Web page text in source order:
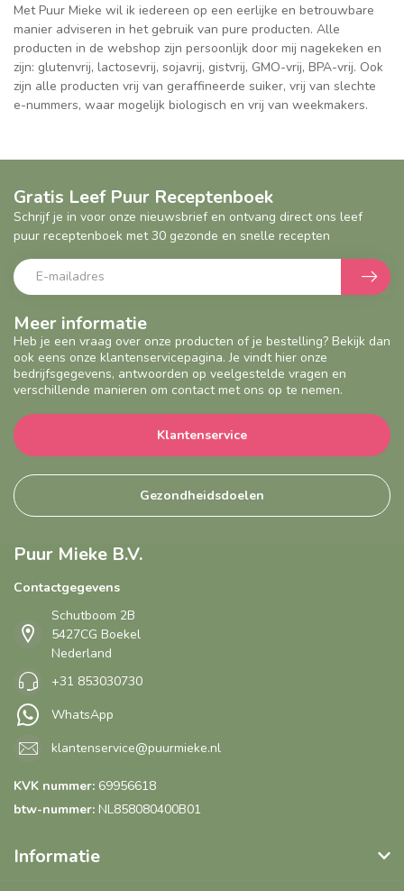
Met Puur Mieke wil ik iedereen op een eerlijke en betrouwbare
manier adviseren in het gebruik van pure producten. Alle
producten in de webshop zijn persoonlijk door mij nagekeken en
zijn: glutenvrij, lactosevrij, sojavrij, gistvrij, GMO-vrij, BPA-vrij. Ook
zijn alle producten vrij van geraffineerde suiker, vrij van slechte
e-nummers, waar mogelijk biologisch en vrij van weekmakers.
Meer informatie
Heb je een vraag over onze producten of je bestelling? Bekijk dan
ook eens onze klantenservicepagina. Je vindt hier onze
bedrijfsgegevens, antwoorden op veelgestelde vragen en
verschillende manieren om contact met ons op te nemen.
Klantenservice
Gezondheidsdoelen
Gratis Leef Puur Receptenboek
Schrijf je in voor onze nieuwsbrief en ontvang direct ons leef
puur receptenboek met 30 gezonde en snelle recepten
Puur Mieke B.V.
Contactgegevens
Schutboom 2B
5427CG Boekel
Nederland
+31 853030730
WhatsApp
klantenservice@puurmieke.nl
KVK nummer: 69956618
btw-nummer: NL858080400B01
Informatie